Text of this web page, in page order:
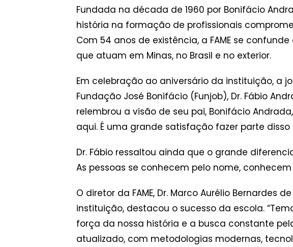
Fundada na década de 1960 por Bonifácio
história na formação de profissionais
Com 54 anos de existência, a FAME se
que atuam em Minas, no Brasil e no exterior.
Em celebração ao aniversário da instituição, a
Fundação José Bonifácio (Funjob), Dr. Fábio
relembrou a visão de seu pai, Bonifácio
aqui. É uma grande satisfação fazer parte
Dr. Fábio ressaltou ainda que o grande
As pessoas se conhecem pelo nome,
O diretor da FAME, Dr. Marco Aurélio
instituição, destacou o sucesso da escola.
força da nossa história e a busca constante
atualizado, com metodologias modernas,